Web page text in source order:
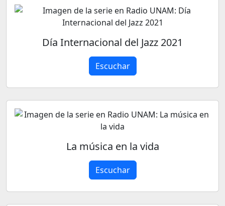
Día Internacional del Jazz 2021
Escuchar
La música en la vida
Escuchar